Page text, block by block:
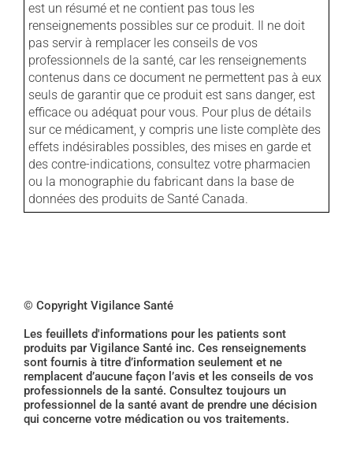
est un résumé et ne contient pas tous les
renseignements possibles sur ce produit. Il ne doit
pas servir à remplacer les conseils de vos
professionnels de la santé, car les renseignements
contenus dans ce document ne permettent pas à eux
seuls de garantir que ce produit est sans danger, est
efficace ou adéquat pour vous. Pour plus de détails
sur ce médicament, y compris une liste complète des
effets indésirables possibles, des mises en garde et
des contre-indications, consultez votre pharmacien
ou la monographie du fabricant dans la base de
données des produits de Santé Canada.
© Copyright Vigilance Santé
Les feuillets d'informations pour les patients sont
produits par Vigilance Santé inc. Ces renseignements
sont fournis à titre d’information seulement et ne
remplacent d’aucune façon l’avis et les conseils de vos
professionnels de la santé. Consultez toujours un
professionnel de la santé avant de prendre une décision
qui concerne votre médication ou vos traitements.